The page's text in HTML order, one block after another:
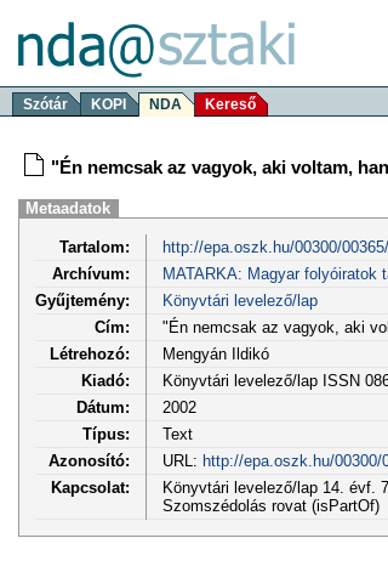
Szótár KOPI NDA Kereső
"Én nemcsak az vagyok, aki voltam,
Metaadatok
Tartalom:
http://epa.oszk.hu/00300/
Archívum:
MATARKA: Magyar folyóiratok
Gyűjtemény:
Könyvtári levelező/lap
Cím:
"Én nemcsak az vagyok, aki
Létrehozó:
Mengyán Ildikó
Kiadó:
Könyvtári levelező/lap ISSN
Dátum:
2002
Típus:
Text
Azonosító:
URL: http://epa.oszk.hu/00300/
Kapcsolat:
Könyvtári levelező/lap 14. évf.
Szomszédolás rovat (isPartOf)